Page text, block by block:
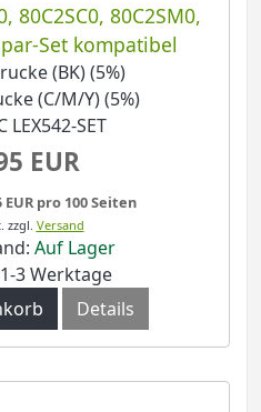
80C2SC0, 80C2SM0,
Set kompatibel
(BK) (5%)
(C/M/Y) (5%)
LEX542-SET
EUR
pro 100 Seiten
zzgl. Versand
Auf Lager
3 Werktage
Details